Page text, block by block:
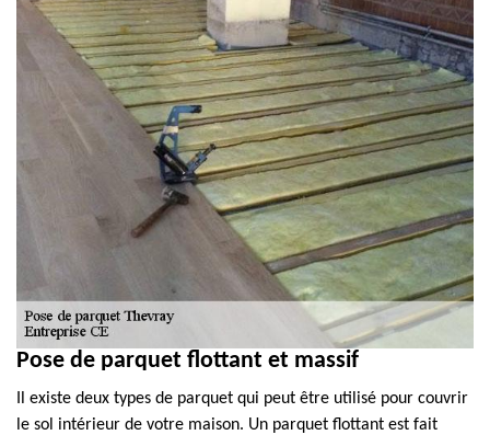
Pose de parquet flottant et massif
Il existe deux types de parquet qui peut être utilisé pour couvrir
le sol intérieur de votre maison. Un parquet flottant est fait